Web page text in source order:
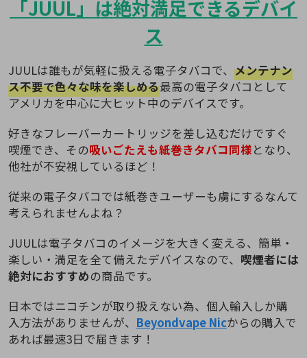
「JUUL」は絶対満足できるデバイ
ス
JUULは誰もが気軽に扱える電子タバコで、 メンテナン
ス不要で色々な味を楽しめる最高の電子タバコとして
アメリカを中心に大ヒット中のデバイスです。
好きなフレーバーカートリッジを差し込むだけですぐ
喫煙でき、その吸いごたえも紙巻きタバコ同様となり、
他社が不安視しているほど！
従来の電子タバコでは紙巻きユーザーも虜にするなんて
考えられませんよね？
JUULは電子タバコのイメージを大きく変える、簡単・
楽しい・満足を全て備えたデバイスなので、 喫煙者には
絶対におすすめの商品です。
日本ではニコチンが取り扱えない為、個人輸入しか購
入方法がありませんが、 Beyondvape Nicからの購入で
あれば最速3日で届きます！